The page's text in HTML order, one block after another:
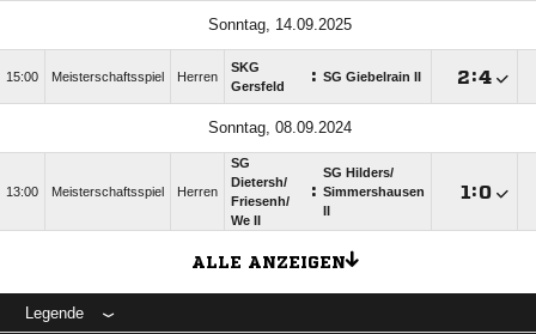
Sonntag, 14.09.2025
15:00 Meisterschaftsspiel Herren
SKG
Gersfeld
: SG Giebelrain II :
Sonntag, 08.09.2024
13:00 Meisterschaftsspiel Herren
SG
Dietersh/​
Friesenh/​
We II
:
SG Hilders/​
Simmershausen
:
ALLE ANZEIGEN
Legende